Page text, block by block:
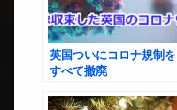
英国ついにコロナ規制を
すべて撤廃